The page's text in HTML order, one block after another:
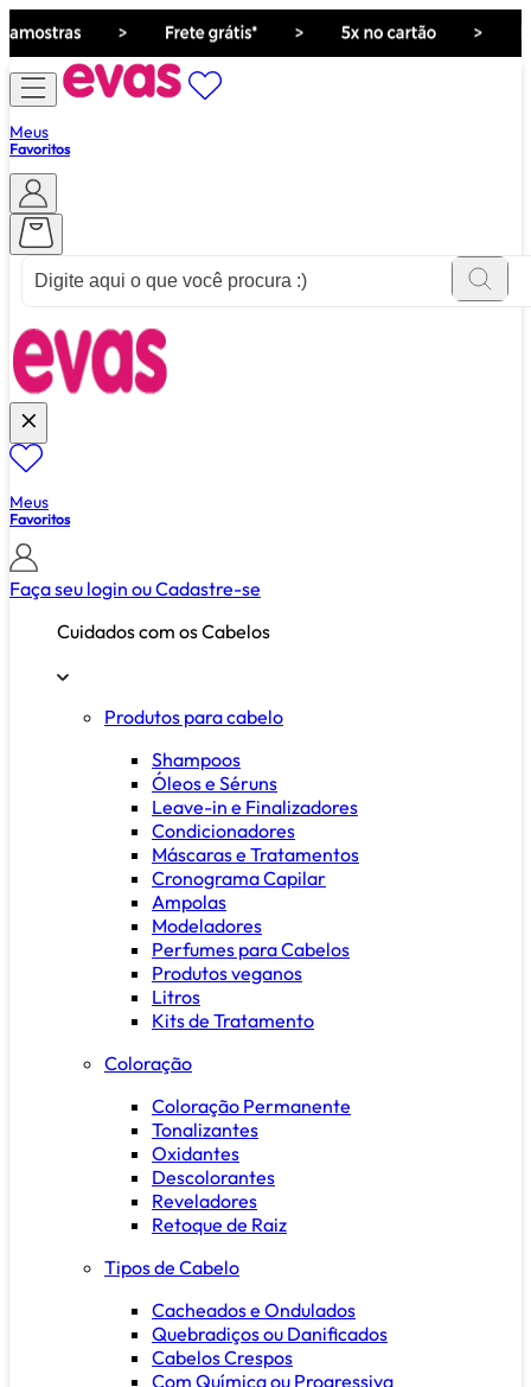
Meus
Favoritos
Meus
Favoritos
Faça seu login ouCadastre-se
Cuidados com os Cabelos
Produtos para cabelo
Shampoos
Óleos e Séruns
Leave-in e Finalizadores
Condicionadores
Máscaras e Tratamentos
Cronograma Capilar
Ampolas
Modeladores
Perfumes para Cabelos
Produtos veganos
Litros
Kits de Tratamento
Coloração
Coloração Permanente
Tonalizantes
Oxidantes
Descolorantes
Reveladores
Retoque de Raiz
Tipos de Cabelo
Cacheados e Ondulados
Quebradiços ou Danificados
Cabelos Crespos
Com Química ou Progressiva